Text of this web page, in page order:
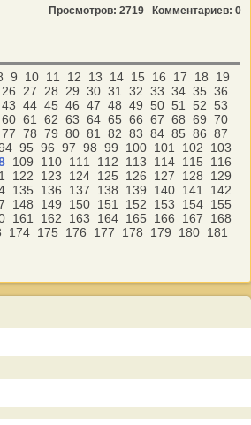
Просмотров: 2719 Комментариев: 0
9 10 11 12 13 14 15 16 17 18
19
26 27 28 29 30 31 32 33 34 35 36
43 44 45 46 47 48 49 50 51 52 53
60 61 62 63 64 65 66 67 68 69 70
77 78 79 80 81 82 83 84 85 86 87
95 96 97 98 99 100 101 102
103
109 110 111 112 113 114 115
116
122 123 124 125 126 127 128
129
135 136 137 138 139 140 141
142
148 149 150 151 152 153 154 155
161 162 163 164 165 166 167
168
174 175 176 177 178 179 180 181